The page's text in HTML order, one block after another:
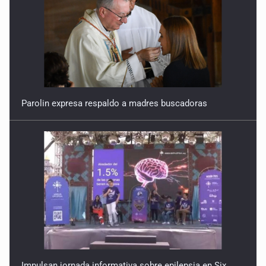
Parolin expresa respaldo a madres buscadoras